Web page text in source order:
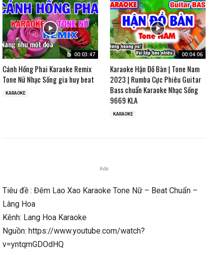
00:03:47
Cánh Hồng Phai Karaoke Remix
Tone Nữ Nhạc Sống gia huy beat
KARAOKE
00:04:06
Karaoke Hận Đồ Bàn | Tone Nam
2023 | Rumba Cực Phiêu Guitar
Bass chuẩn Karaoke Nhạc Sống
9669 KLA
KARAOKE
Ads
Tiêu đề : Đêm Lao Xao Karaoke Tone Nữ – Beat Chuẩn –
Làng Hoa
Kênh: Lang Hoa Karaoke
Nguồn: https://www.youtube.com/watch?
v=yntqmGDOdHQ